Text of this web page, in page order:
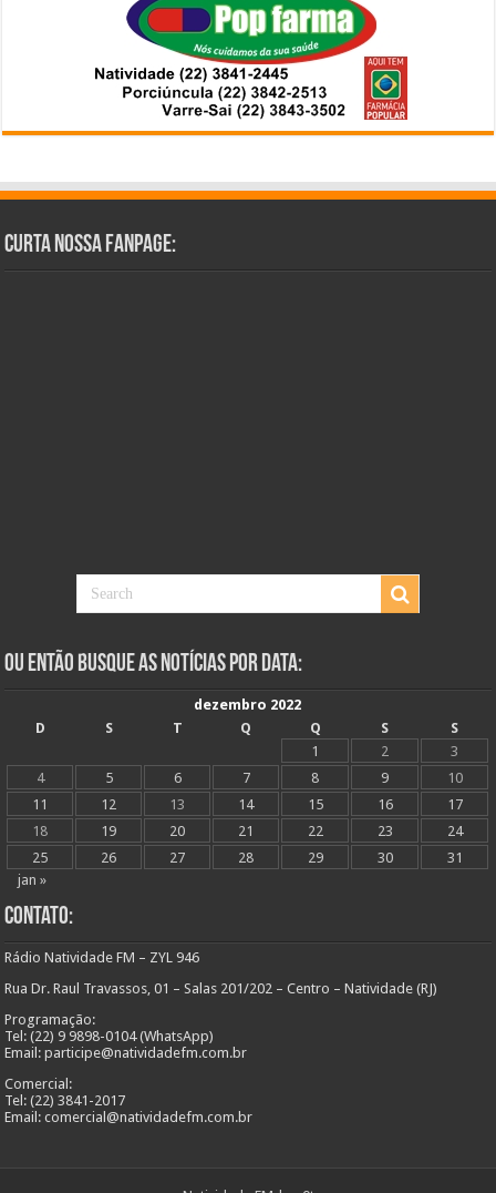
Curta Nossa Fanpage:
Ou Então Busque as Notícias Por Data:
dezembro 2022
D
S T Q Q S
S
1
2
3
4
5 6 7 8 9
10
11
12 13 14 15 16
17
18
19 20 21 22 23
24
25
26 27 28 29 30
31
jan »
Contato:
Rádio Natividade FM – ZYL 946
Rua Dr. Raul Travassos, 01 – Salas 201/202 – Centro – Natividade (RJ)
Programação:
Tel: (22) 9 9898-0104 (WhatsApp)
Email: participe@natividadefm.com.br
Comercial:
Tel: (22) 3841-2017
Email: comercial@natividadefm.com.br